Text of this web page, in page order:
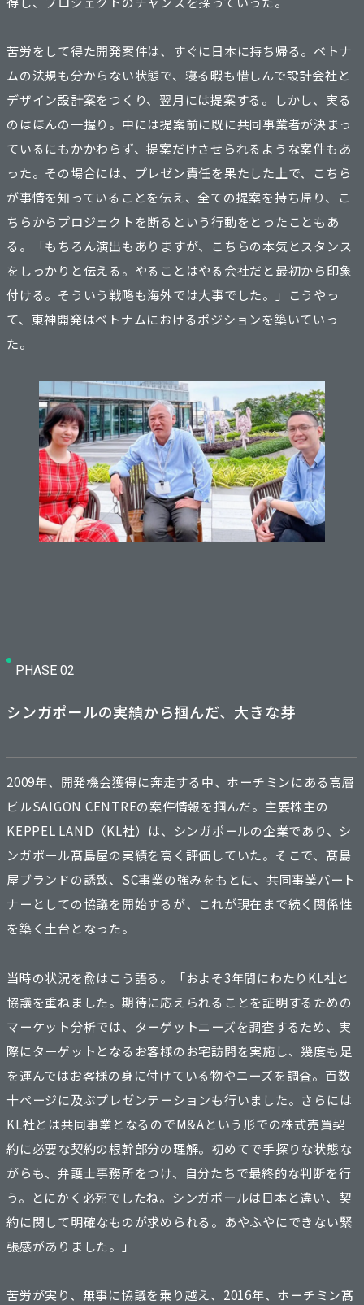
苦労をして得た開発案件は、すぐに日本に持ち帰る。ベトナ
ムの法規も分からない状態で、寝る暇も惜しんで設計会社と
デザイン設計案をつくり、翌月には提案する。しかし、実る
のはほんの一握り。中には提案前に既に共同事業者が決まっ
ているにもかかわらず、提案だけさせられるような案件もあ
った。その場合には、プレゼン責任を果たした上で、こちら
が事情を知っていることを伝え、全ての提案を持ち帰り、こ
ちらからプロジェクトを断るという行動をとったこともあ
る。「もちろん演出もありますが、こちらの本気とスタンス
をしっかりと伝える。やることはやる会社だと最初から印象
付ける。そういう戦略も海外では大事でした。」こうやっ
て、東神開発はベトナムにおけるポジションを築いていっ
た。
PHASE 02
シンガポールの実績から掴んだ、大きな芽
2009年、開発機会獲得に奔走する中、ホーチミンにある高層
ビルSAIGON CENTREの案件情報を掴んだ。主要株主の
KEPPEL LAND（KL社）は、シンガポールの企業であり、シ
ンガポール髙島屋の実績を高く評価していた。そこで、髙島
屋ブランドの誘致、SC事業の強みをもとに、共同事業パート
ナーとしての協議を開始するが、これが現在まで続く関係性
を築く土台となった。
当時の状況を兪はこう語る。「およそ3年間にわたりKL社と
協議を重ねました。期待に応えられることを証明するための
マーケット分析では、ターゲットニーズを調査するため、実
際にターゲットとなるお客様のお宅訪問を実施し、幾度も足
を運んではお客様の身に付けている物やニーズを調査。百数
十ページに及ぶプレゼンテーションも行いました。さらには
KL社とは共同事業となるのでM&Aという形での株式売買契
約に必要な契約の根幹部分の理解。初めてで手探りな状態な
がらも、弁護士事務所をつけ、自分たちで最終的な判断を行
う。とにかく必死でしたね。シンガポールは日本と違い、契
約に関して明確なものが求められる。あやふやにできない緊
張感がありました。」
苦労が実り、無事に協議を乗り越え、2016年、ホーチミン髙